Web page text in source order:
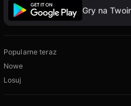
Gry na
Popularne teraz
Nowe
Losuj